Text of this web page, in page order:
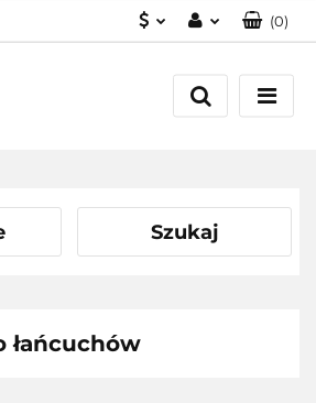
Zaloguj się
Załóż konto
(0)
Szukaj
łańcuchów